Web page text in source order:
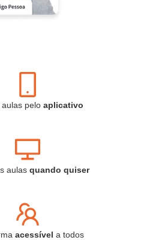
aulas pelo aplicativo
aulas quando quiser
acessível a todos